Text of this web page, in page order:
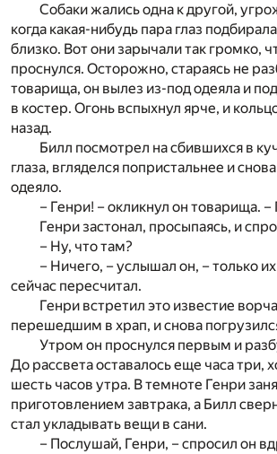
Собаки жались одна к другой,
когда какая-нибудь пара глаз
близко. Вот они зарычали так громко,
проснулся. Осторожно, стараясь не
товарища, он вылез из-под одеяла и
в костер. Огонь вспыхнул ярче, и
назад.
Билл посмотрел на сбившихся в
глаза, вгляделся попристальнее и
одеяло.
– Генри! – окликнул он товарища. –
Генри застонал, просыпаясь, и
– Ну, что там?
– Ничего, – услышал он, – только
сейчас пересчитал.
Генри встретил это известие
перешедшим в храп, и снова
Утром он проснулся первым и
До рассвета оставалось еще часа три,
шесть часов утра. В темноте Генри
приготовлением завтрака, а Билл
стал укладывать вещи в сани.
– Послушай, Генри, – спросил он